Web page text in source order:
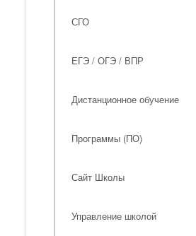
СГО
ЕГЭ / ОГЭ / ВПР
Дистанционное обучение
Программы (ПО)
Сайт Школы
Управление школой